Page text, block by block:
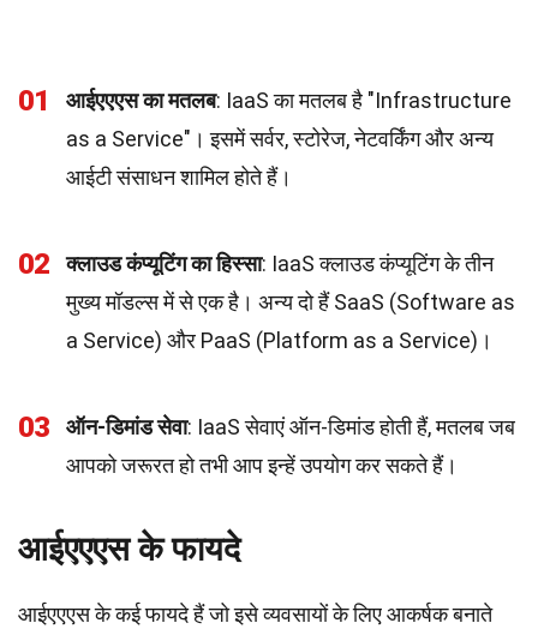
01 आईएएएस का मतलब: IaaS का मतलब है "Infrastructure
as a Service"। इसमें सर्वर, स्टोरेज, नेटवर्किंग और अन्य
आईटी संसाधन शामिल होते हैं।
02 क्लाउड कंप्यूटिंग का हिस्सा: IaaS क्लाउड कंप्यूटिंग के तीन
मुख्य मॉडल्स में से एक है। अन्य दो हैं SaaS (Software as
a Service) और PaaS (Platform as a Service)।
03 ऑन-डिमांड सेवा: IaaS सेवाएं ऑन-डिमांड होती हैं, मतलब जब
आपको जरूरत हो तभी आप इन्हें उपयोग कर सकते हैं।
आईएएएस के फायदे
आईएएएस के कई फायदे हैं जो इसे व्यवसायों के लिए आकर्षक बनाते